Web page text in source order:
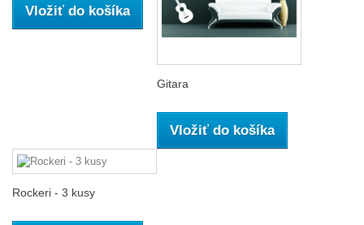
Vložiť do košíka
Gitara
Vložiť do košíka
Rockeri - 3 kusy